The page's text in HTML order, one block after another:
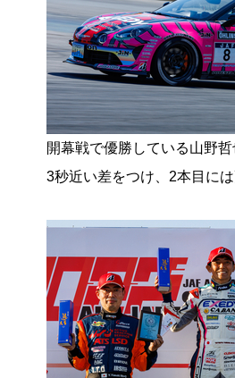
開幕戦で優勝している山野
3秒近い差をつけ、2本目に